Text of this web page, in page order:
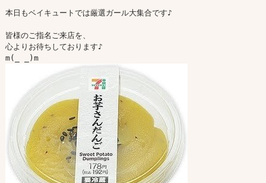
本日もベイキュートでは厳選ガール大集合です♪
皆様のご指名ご来店を、
心よりお待ちしております♪
m(_ _)m